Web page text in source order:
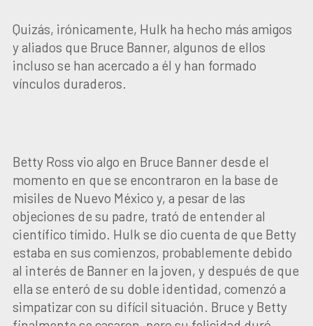
Quizás, irónicamente, Hulk ha hecho más amigos
y aliados que Bruce Banner, algunos de ellos
incluso se han acercado a él y han formado
vínculos duraderos.
Betty Ross vio algo en Bruce Banner desde el
momento en que se encontraron en la base de
misiles de Nuevo México y, a pesar de las
objeciones de su padre, trató de entender al
científico tímido. Hulk se dio cuenta de que Betty
estaba en sus comienzos, probablemente debido
al interés de Banner en la joven, y después de que
ella se enteró de su doble identidad, comenzó a
simpatizar con su difícil situación. Bruce y Betty